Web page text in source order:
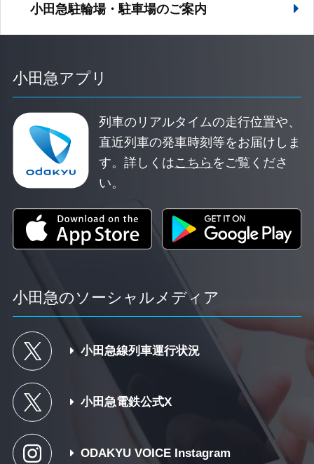
小田急駐輪場・駐車場のご案内
小田急アプリ
列車のリアルタイムの走行位置や、
直近列車の発車時刻等をお届けしま
す。詳しくはこちら をご覧くださ
い。
小田急のソーシャルメディア
小田急線列車運行状況
小田急電鉄公式X
ODAKYU VOICE Instagram